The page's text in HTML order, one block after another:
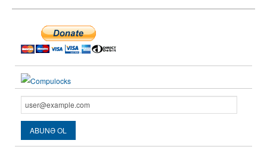
məhkəmələr tərəfindən qanunvericiliyin tətbiqi təcrübəsi